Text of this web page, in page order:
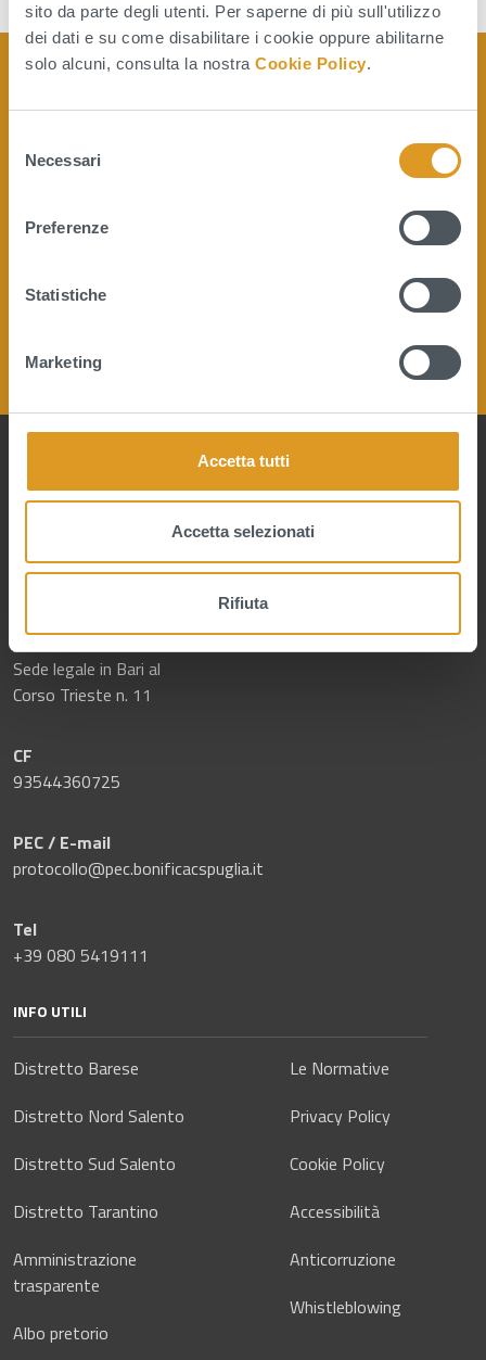
sito da parte degli utenti. Per saperne di più sull'utilizzo
dei dati e su come disabilitare i cookie oppure abilitarne
solo alcuni, consulta la nostra Cookie Policy.
Necessari
Preferenze
Statistiche
Marketing
Accetta tutti
Accetta selezionati
Rifiuta
Sede legale in Bari al
Corso Trieste n. 11
CF
93544360725
PEC / E-mail
protocollo@pec.bonificacspuglia.it
Tel
+39 080 5419111
INFO UTILI
Distretto Barese
Distretto Nord Salento
Distretto Sud Salento
Distretto Tarantino
Amministrazione
trasparente
Albo pretorio
Le Normative
Privacy Policy
Cookie Policy
Accessibilità
Anticorruzione
Whistleblowing